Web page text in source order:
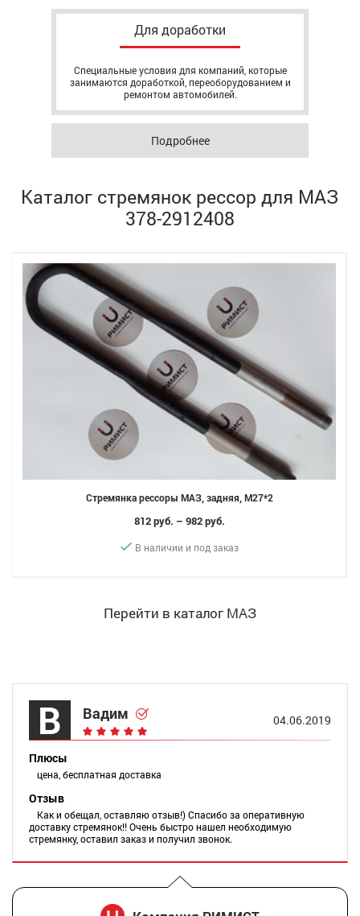
Для доработки
Специальные условия для компаний, которые
занимаются доработкой, переоборудованием и
ремонтом автомобилей.
Подробнее
Каталог стремянок рессор для МАЗ
378-2912408
Стремянка рессоры МАЗ, задняя, M27*2
812 руб. – 982 руб.
В наличии и под заказ
Перейти в каталог МАЗ
В Вадим 04.06.2019
Плюсы
цена, бесплатная доставка
Отзыв
Как и обещал, оставляю отзыв!) Спасибо за оперативную
доставку стремянок!! Очень быстро нашел необходимую
стремянку, оставил заказ и получил звонок.